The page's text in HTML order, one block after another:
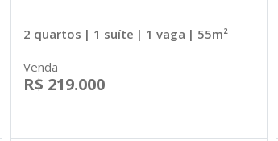
2 quartos | 1 suíte | 1 vaga | 55m²
Venda
R$ 219.000